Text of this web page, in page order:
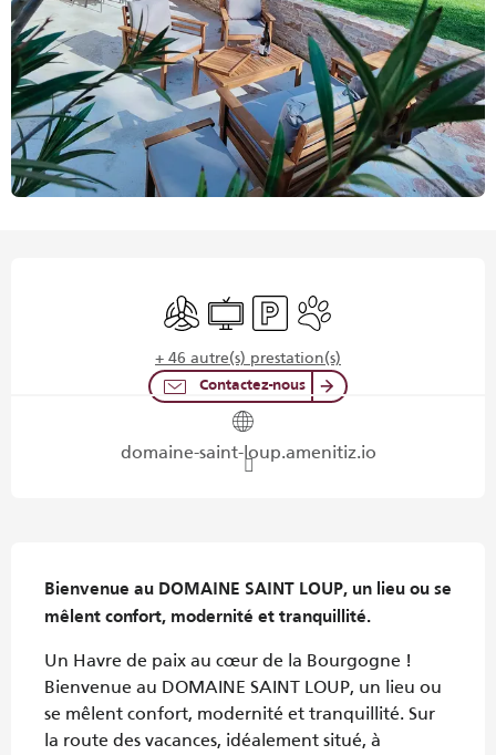
Air conditionné
Télévision
ParkingAnimaux acceptés
+ 46 autre(s) prestation(s)
Contactez-nous
domaine-saint-loup.amenitiz.io
Bienvenue au DOMAINE SAINT LOUP, un lieu ou se
mêlent confort, modernité et tranquillité.
Un Havre de paix au cœur de la Bourgogne !
Bienvenue au DOMAINE SAINT LOUP, un lieu ou
se mêlent confort, modernité et tranquillité. Sur
la route des vacances, idéalement situé, à